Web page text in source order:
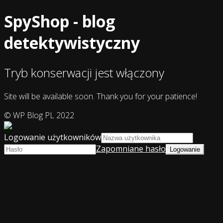
SpyShop - blog
detektywistyczny
Tryb konserwacji jest włączony
Site will be available soon. Thank you for your patience!
© WP Blog PL 2022
Logowanie użytkowników
Zapomniane hasło